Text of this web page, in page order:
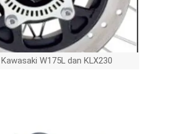
W175L dan KLX230